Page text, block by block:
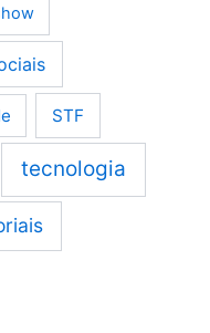
STF
tecnologia